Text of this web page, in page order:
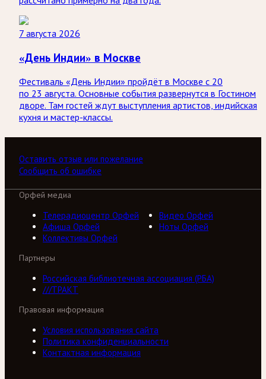
7 августа 2026
«День Индии» в Москве
Фестиваль «День Индии» пройдёт в Москве с 20
по 23 августа. Основные события развернутся в Гостином
дворе. Там гостей ждут выступления артистов, индийская
кухня и мастер-классы.
Оставить отзыв или пожелание
Сообщить об ошибке
Орфей медиа
Телерадиоцентр Орфей
Видео Орфей
Афиша Орфей
Ноты Орфей
Коллективы Орфей
Партнеры
Российская библиотечная ассоциация (РБА)
///ТРАКТ
Правовая информация
Условия использования сайта
Политика конфиденциальности
Контактная информация